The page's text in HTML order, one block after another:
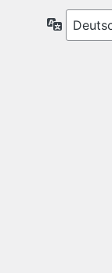
Sprache